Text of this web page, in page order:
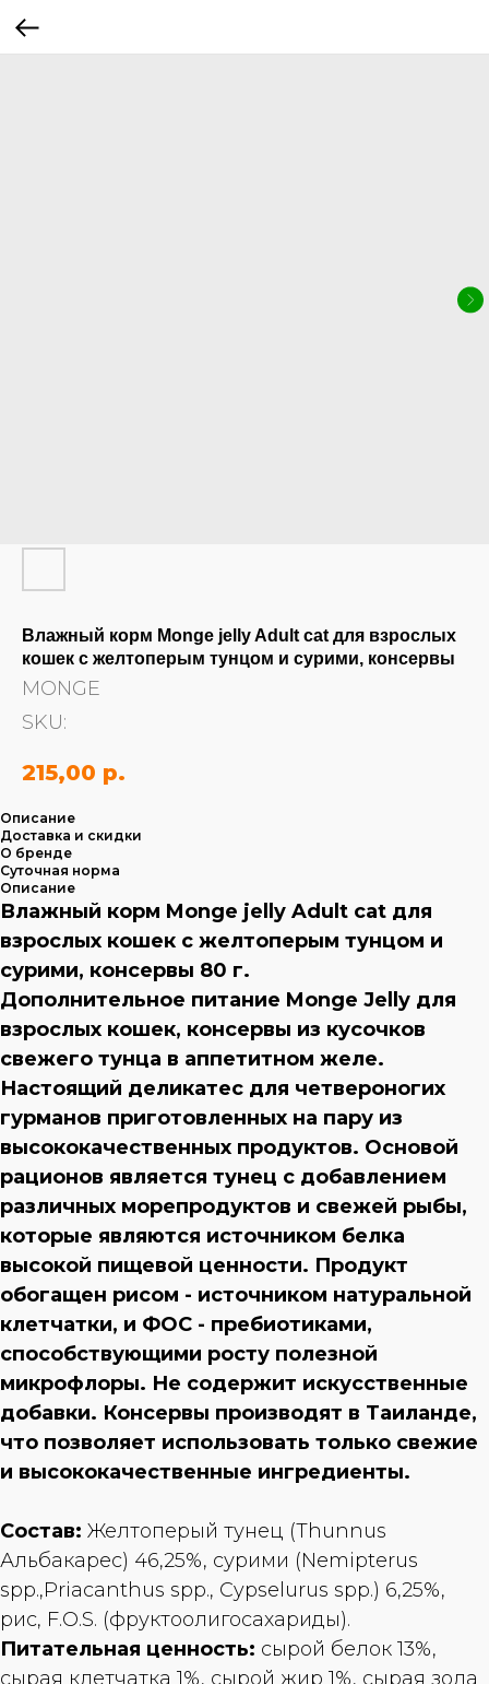
Влажный корм Monge jelly Adult cat для взрослых
кошек с желтоперым тунцом и сурими, консервы
MONGE
SKU:
215,00 р.
Описание
Доставка и скидки
О бренде
Суточная норма
Описание
Влажный корм Monge jelly Adult cat для
взрослых кошек с желтоперым тунцом и
сурими, консервы 80 г.
Дополнительное питание Monge Jelly для
взрослых кошек, консервы из кусочков
свежего тунца в аппетитном желе.
Настоящий деликатес для четвероногих
гурманов приготовленных на пару из
высококачественных продуктов. Основой
рационов является тунец с добавлением
различных морепродуктов и свежей рыбы,
которые являются источником белка
высокой пищевой ценности. Продукт
обогащен рисом - источником натуральной
клетчатки, и ФОС - пребиотиками,
способствующими росту полезной
микрофлоры. Не содержит искусственные
добавки. Консервы производят в Таиланде,
что позволяет использовать только свежие
и высококачественные ингредиенты.
Состав: Желтоперый тунец (Thunnus
Альбакарес) 46,25%, сурими (Nemipterus
spp.,Priacanthus spp., Cypselurus spp.) 6,25%,
рис, F.O.S. (фруктоолигосахариды).
Питательная ценность: сырой белок 13%,
сырая клетчатка 1%, сырой жир 1%, сырая зола